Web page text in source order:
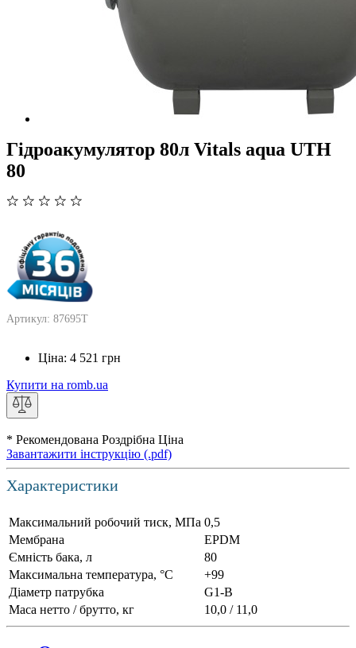
Гідроакумулятор 80л Vitals aqua UTH
80
Артикул: 87695T
Ціна: 4 521 грн
Купити на romb.ua
* Рекомендована Роздрібна Ціна
Завантажити інструкцію (.pdf)
Характеристики
Максимальний робочий тиск, МПа 0,5
Мембрана
EPDM
Ємність бака, л
80
Максимальна температура, °С
+99
Діаметр патрубка
G1-B
Маса нетто / брутто, кг
10,0 / 11,0